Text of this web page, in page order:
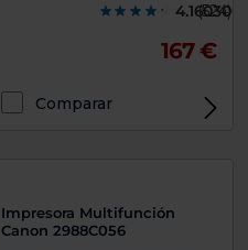
(524)
167 €
Comparar
Impresora Multifunción
Canon 2988C056